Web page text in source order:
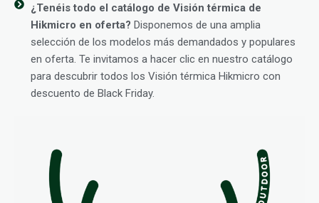
¿Tenéis todo el catálogo de Visión térmica de
Hikmicro en oferta? Disponemos de una amplia
selección de los modelos más demandados y populares
en oferta. Te invitamos a hacer clic en nuestro catálogo
para descubrir todos los Visión térmica Hikmicro con
descuento de Black Friday.